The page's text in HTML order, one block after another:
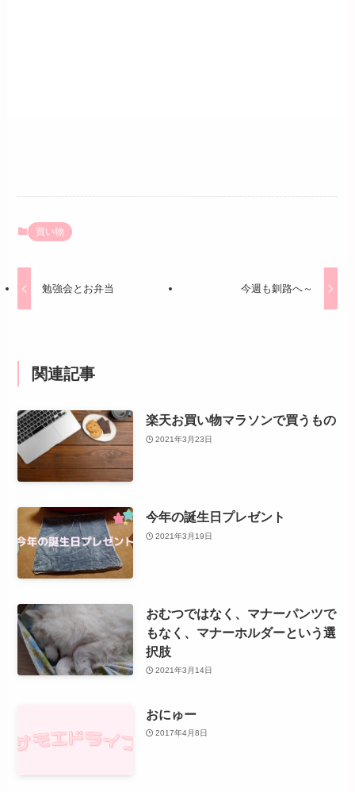
買い物
勉強会とお弁当 今週も釧路へ～
関連記事
楽天お買い物マラソンで買うもの
2021年3月23日
今年の誕生日プレゼント
2021年3月19日
おむつではなく、マナーパンツで
もなく、マナーホルダーという選
択肢
2021年3月14日
おにゅー
2017年4月8日